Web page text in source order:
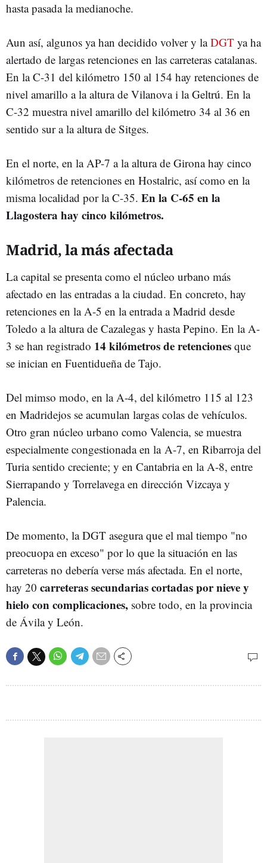
hasta pasada la medianoche.
Aun así, algunos ya han decidido volver y laDGT ya ha
alertado de largas retenciones en las carreteras catalanas.
En la C-31 del kilómetro 150 al 154 hay retenciones de
nivel amarillo a la altura de Vilanova i la Geltrú. En la
C-32 muestra nivel amarillo del kilómetro 34 al 36 en
sentido sur a la altura de Sitges.
En el norte, en la AP-7 a la altura de Girona hay cinco
kilómetros de retenciones en Hostalric, así como en la
misma localidad por la C-35. En la C-65 en la
Llagostera hay cinco kilómetros.
Madrid, la más afectada
La capital se presenta como el núcleo urbano más
afectado en las entradas a la ciudad. En concreto, hay
retenciones en la A-5 en la entrada a Madrid desde
Toledo a la altura de Cazalegas y hasta Pepino. En la A-
3 se han registrado 14 kilómetros de retenciones que
se inician en Fuentidueña de Tajo.
Del mimso modo, en la A-4, del kilómetro 115 al 123
en Madridejos se acumulan largas colas de vehículos.
Otro gran núcleo urbano como Valencia, se muestra
especialmente congestionada en la A-7, en Ribarroja del
Turia sentido creciente; y en Cantabria en la A-8, entre
Sierrapando y Torrelavega en dirección Vizcaya y
Palencia.
De momento, la DGT asegura que el mal tiempo "no
preocuopa en exceso" por lo que la situación en las
carreteras no debería verse más afectada. En el norte,
hay 20 carreteras secundarias cortadas por nieve y
hielo con complicaciones, sobre todo, en la provincia
de Ávila y León.